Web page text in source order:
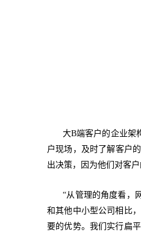
大B端客户的企业架
户现场，及时了解客户
出决策，因为他们对客
“从管理的角度看，
和其他中小型公司相比
要的优势。我们实行扁